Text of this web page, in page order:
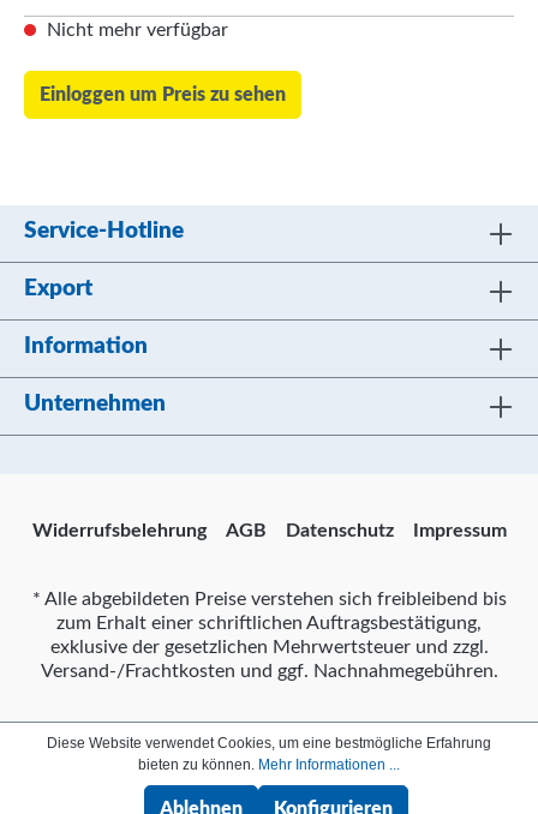
Nicht mehr verfügbar
Einloggen um Preis zu sehen
Service-Hotline
Export
Information
Unternehmen
Widerrufsbelehrung AGB Datenschutz Impressum
* Alle abgebildeten Preise verstehen sich freibleibend bis
zum Erhalt einer schriftlichen Auftragsbestätigung,
exklusive der gesetzlichen Mehrwertsteuer und zzgl.
Versand-/Frachtkosten und ggf. Nachnahmegebühren.
Diese Website verwendet Cookies, um eine bestmögliche Erfahrung
bieten zu können. Mehr Informationen ...
Ablehnen Konfigurieren